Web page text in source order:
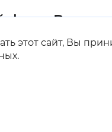
этот сайт, Вы
.